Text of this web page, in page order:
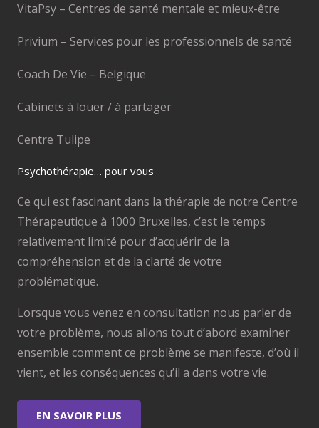
VitaPsy – Centres de santé mentale et mieux-être
Privium – Services pour les professionnels de santé
Coach De Vie – Belgique
Cabinets à louer / à partager
Centre Tulipe
Psychothérapie… pour vous
Ce qui est fascinant dans la thérapie de notre Centre
Thérapeutique à 1000 Bruxelles, c’est le temps
relativement limité pour d’acquérir de la
compréhension et de la clarté de votre
problématique.
Lorsque vous venez en consultation nous parler de
votre problème, nous allons tout d’abord examiner
ensemble comment ce problème se manifeste, d’où il
vient, et les conséquences qu’il a dans votre vie.
EN SAVOIR PLUS